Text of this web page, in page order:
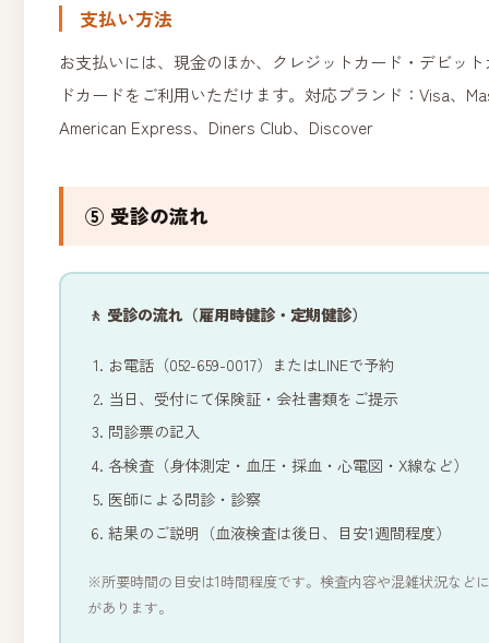
支払い方法
お支払いには、現金のほか、クレジットカード・デビッ
ドカードをご利用いただけます。対応ブランド：Visa、
American Express、Diners Club、Discover
⑤ 受診の流れ
🚶 受診の流れ（雇用時健診・定期健診）
お電話（052-659-0017）またはLINEで予約
当日、受付にて保険証・会社書類をご提示
問診票の記入
各検査（身体測定・血圧・採血・心電図・X線など）
医師による問診・診察
結果のご説明（血液検査は後日、目安1週間程度）
※所要時間の目安は1時間程度です。検査内容や混雑状況など
があります。